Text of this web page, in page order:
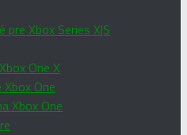
Xbox Series X|S
One X
One
Xbox One